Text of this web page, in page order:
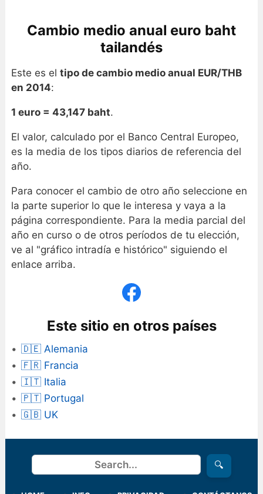
Cambio medio anual euro baht
tailandés
Este es el tipo de cambio medio anual EUR/THB
en 2014:
1 euro = 43,147 baht.
El valor, calculado por el Banco Central Europeo,
es la media de los tipos diarios de referencia del
año.
Para conocer el cambio de otro año seleccione en
la parte superior lo que le interesa y vaya a la
página correspondiente. Para la media parcial del
año en curso o de otros períodos de tu elección,
ve al "gráfico intradía e histórico" siguiendo el
enlace arriba.
Este sitio en otros países
🇩🇪 Alemania
🇫🇷 Francia
🇮🇹 Italia
🇵🇹 Portugal
🇬🇧 UK
Buscar 🔍